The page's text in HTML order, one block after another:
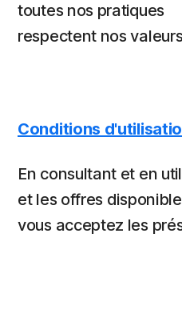
toutes nos pratiques
respectent nos
Conditions
En consultant et en
et les offres
vous acceptez les